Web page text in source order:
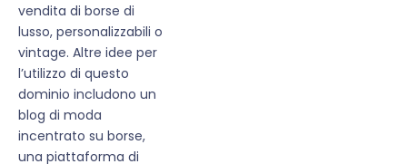
vendita di borse di
lusso, personalizzabili o
vintage. Altre idee per
l’utilizzo di questo
dominio includono un
blog di moda
incentrato su borse,
una piattaforma di